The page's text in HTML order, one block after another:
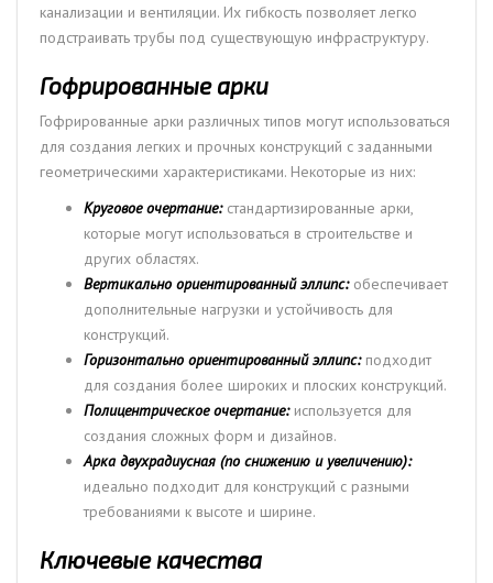
канализации и вентиляции. Их гибкость позволяет легко
подстраивать трубы под существующую инфраструктуру.
Гофрированные арки
Гофрированные арки различных типов могут использоваться
для создания легких и прочных конструкций с заданными
геометрическими характеристиками. Некоторые из них:
Круговое очертание:стандартизированные арки,
которые могут использоваться в строительстве и
других областях.
Вертикально ориентированный эллипс: обеспечивает
дополнительные нагрузки и устойчивость для
конструкций.
Горизонтально ориентированный эллипс:подходит
для создания более широких и плоских конструкций.
Полицентрическое очертание: используется для
создания сложных форм и дизайнов.
Арка двухрадиусная (по снижению и увеличению):
идеально подходит для конструкций с разными
требованиями к высоте и ширине.
Ключевые качества